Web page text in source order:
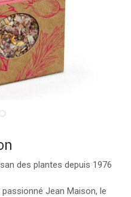
des plantes depuis 1976
Jean Maison, le